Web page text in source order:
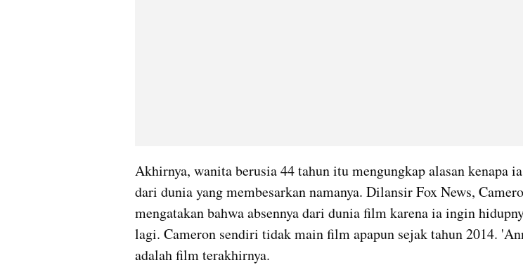
Akhirnya, wanita berusia 44 tahun itu mengungkap alasan kenapa
dari dunia yang membesarkan namanya. Dilansir Fox News,
mengatakan bahwa absennya dari dunia film karena ia ingin
lagi. Cameron sendiri tidak main film apapun sejak tahun 2014.
adalah film terakhirnya.